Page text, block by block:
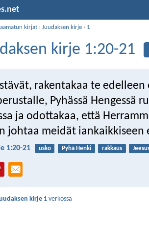
kirjat ›Juudaksen kirje › 1
kirje 1:20-21
rakentakaa te
Pyhässä Hengessä
ja odottakaa, että
johtaa meidät iankaikkiseen
1:20-21 usko Pyhä Henki rakkaus
kirje 1 verkossa